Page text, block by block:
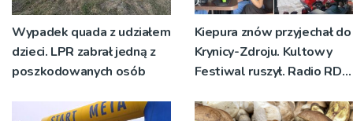
Wypadek quada z udziałem
dzieci. LPR zabrał jedną z
poszkodowanych osób
Kiepura znów przyjechał do
Krynicy-Zdroju. Kultowy
Festiwal ruszył. Radio RDN
żywo [ZDJĘCIA]